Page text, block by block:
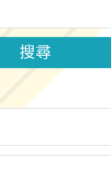
造教育及
研習
辦理「台
暨教學示
學習扶助
一-2：國
計畫」
育部表揚
獻獎」實
搜尋